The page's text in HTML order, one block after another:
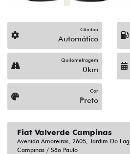
Automático
Quilometragem
0km
Cor
Preto
Fiat Valverde Campinas
Avenida Amoreiras, 2605, Jardim Do Lago
Campinas / São Paulo